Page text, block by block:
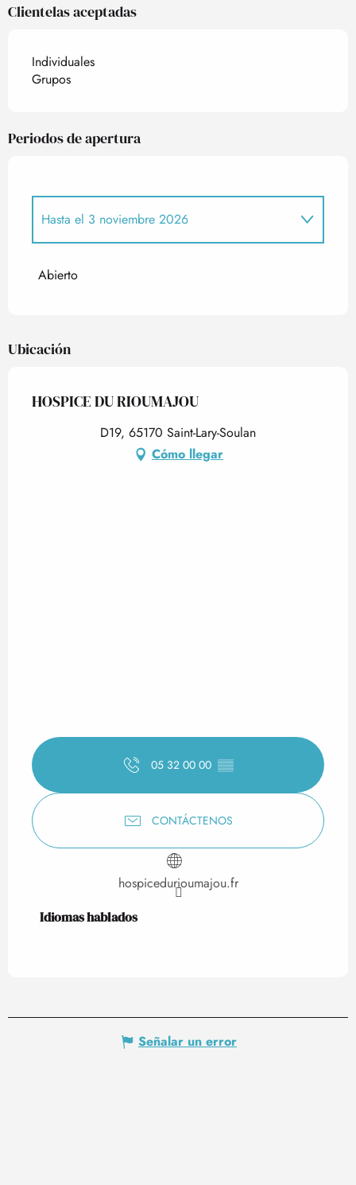
Clientelas aceptadas
Individuales
Grupos
Periodos de apertura
Del
Hasta el 3 noviembre 2026
Abierto
Ubicación
HOSPICE DU RIOUMAJOU
D19, 65170 Saint-Lary-Soulan
Cómo llegar
05 32 00 00 ▒▒
CONTÁCTENOS
hospicedurioumajou.fr
Idiomas hablados
Idiomas hablados
Señalar un error